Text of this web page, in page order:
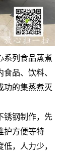
系列食品蒸煮
品、饮料、
功的集蒸煮灭
锈钢制作，先
护方便等特
，人力少，